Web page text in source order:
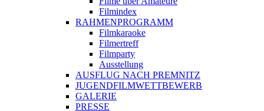
Filmindex
RAHMENPROGRAMM
Filmkaraoke
Filmertreff
Filmparty
Ausstellung
AUSFLUG NACH PREMNITZ
JUGENDFILMWETTBEWERB
GALERIE
PRESSE